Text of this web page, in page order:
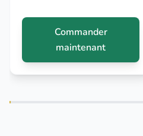
Commander
maintenant